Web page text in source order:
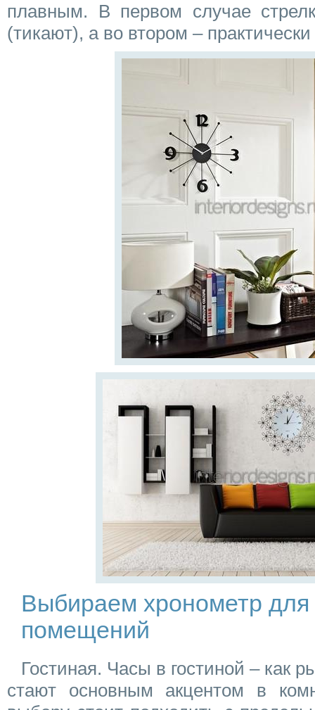
плавным. В первом случае
(тикают), а во втором –
Выбираем хронометр для
помещений
Гостиная. Часы в гостиной – как
стают основным акцентом в